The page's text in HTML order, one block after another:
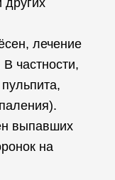
других
лечение
частности,
выпавших
на